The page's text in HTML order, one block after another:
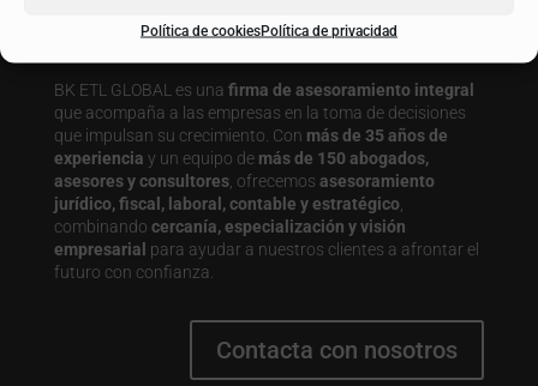
Política de cookiesPolítica de privacidad
BK ETL GLOBAL es una firma de asesoramiento integral
que acompaña a las empresas en la toma de decisiones
que impulsan su crecimiento. Con más de 35 años de
experiencia y un equipo de más de 150 abogados,
asesores y consultores, ofrecemos asesoramiento
jurídico, fiscal, laboral, contable y estratégico
combinando cercanía, especialización y visión
empresarial para ayudar a nuestros clientes a afrontar el
futuro con confianza.
Contacta con nosotros